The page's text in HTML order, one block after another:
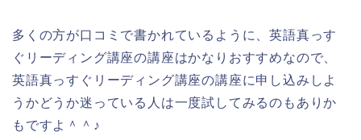
多くの方が口コミで書かれているように、英語真っす
ぐリーディング講座の講座はかなりおすすめなので、
英語真っすぐリーディング講座の講座に申し込みしよ
うかどうか迷っている人は一度試してみるのもありか
もですよ＾＾♪